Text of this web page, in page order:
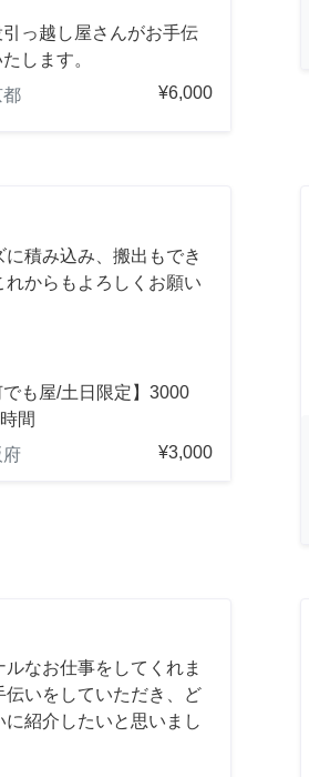
っ越し屋さんがお手伝
します。
都
¥6,000
積み込み、搬出もでき
からもよろしくお願い
でも屋/土日限定】3000
間
府
¥3,000
なお仕事をしてくれま
伝いをしていただき、ど
紹介したいと思いまし